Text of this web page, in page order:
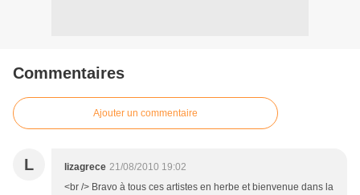
Commentaires
Ajouter un commentaire
L lizagrece 21/08/2010 19:02
<br /> Bravo à tous ces artistes en herbe et bienvenue dans la